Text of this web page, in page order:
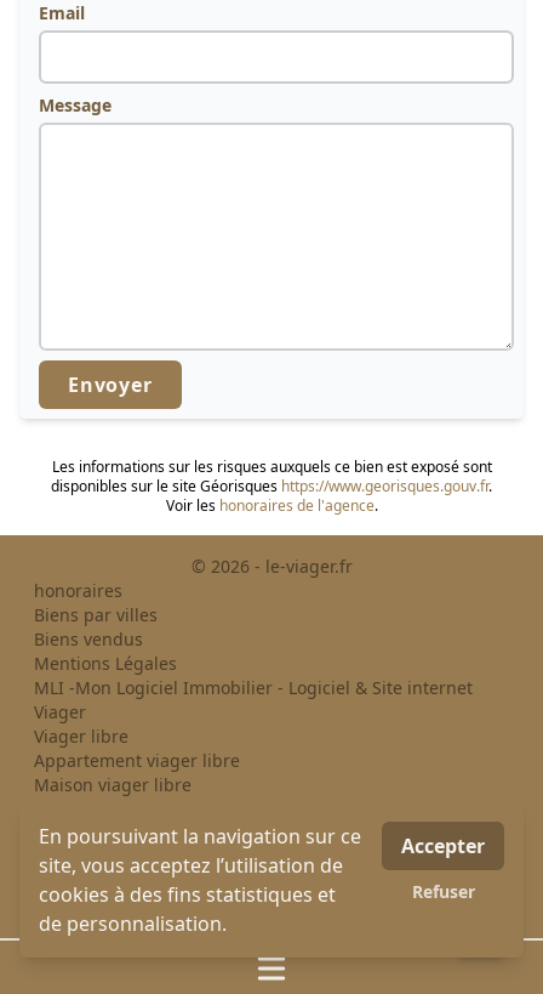
Email
Message
Envoyer
Les informations sur les risques auxquels ce bien est exposé sont
disponibles sur le site Géorisques https://www.georisques.gouv.fr.
Voir les honoraires de l'agence.
© 2026 - le-viager.fr
honoraires
Biens par villes
Biens vendus
Mentions Légales
MLI -Mon Logiciel Immobilier - Logiciel & Site internet
Viager
Viager libre
Appartement viager libre
Maison viager libre
Viager occupé
Appartement viager occupé
Maison viager occupé
Divers viager occupé
En poursuivant la navigation sur ce
site, vous acceptez l’utilisation de
cookies à des fins statistiques et
de personnalisation.
Accepter
Refuser